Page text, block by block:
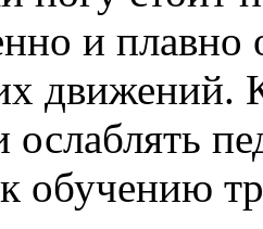
и плавно
обучению